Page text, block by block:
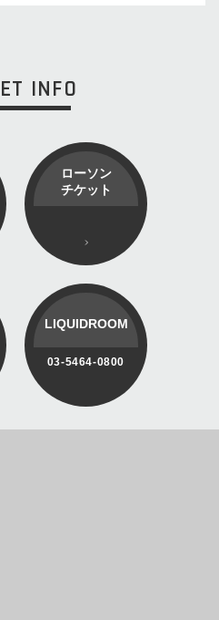
INFO
ローソン
チケット
LIQUIDROOM
03-5464-0800